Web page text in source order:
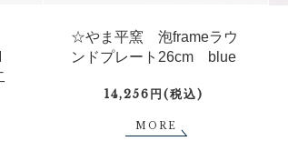
☆やま平窯 泡frameラウ
ンドプレート26cm blue
14,256円(税込)
MORE